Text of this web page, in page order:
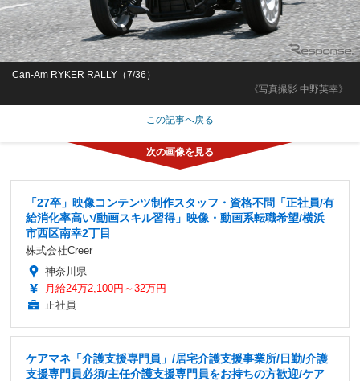
《写真撮影 中野英幸》
Can-Am RYKER RALLY（7/36）
この記事へ戻る
「27卒」映像コンテンツ制作スタッフ・資格不問「正社員/有
給消化率高い/動画スキル習得」映像・動画系転職希望/横浜
市西区南幸2丁目
株式会社Creer
神奈川県
月給24万2,100円～32万円
正社員
ケアマネ「介護支援専門員」/居宅介護支援事業所/日勤/介護
支援専門員必須/主任介護支援専門員をお持ちの方歓迎/ケア